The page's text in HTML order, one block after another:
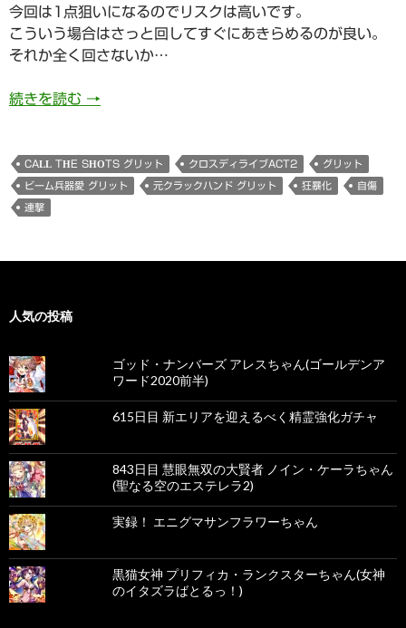
今回は1点狙いになるのでリスクは高いです。
こういう場合はさっと回してすぐにあきらめるのが良い。
それか全く回さないか…
続きを読む 817日目【Call the Shots グリット】がでたよ
→
CALL THE SHOTS グリット クロスディライブACT2 グリット
ビーム兵器愛 グリット 元クラックハンド グリット 狂暴化 自傷
連撃
人気の投稿
ゴッド・ナンバーズ アレスちゃん(ゴールデンア
ワード2020前半)
615日目 新エリアを迎えるべく精霊強化ガチャ
843日目 慧眼無双の大賢者 ノイン・ケーラちゃん
(聖なる空のエステレラ2)
実録！ エニグマサンフラワーちゃん
黒猫女神 プリフィカ・ランクスターちゃん(女神
のイタズラばとるっ！)